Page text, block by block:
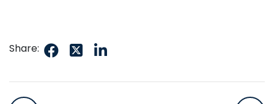
Share: